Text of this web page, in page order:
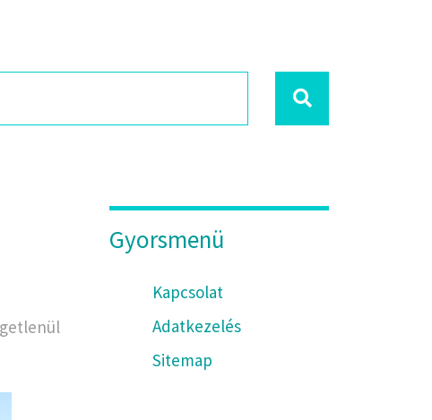
Gyorsmenü
Kapcsolat
Adatkezelés
Sitemap